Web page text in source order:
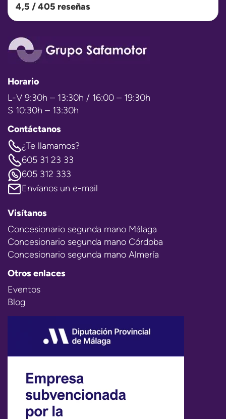
4,5 / 405 reseñas
Horario
L-V 9:30h – 13:30h / 16:00 – 19:30h
S 10:30h – 13:30h
Contáctanos
¿Te llamamos?
605 31 23 33
605 312 333
Envíanos un e-mail
Visítanos
Concesionario segunda mano Málaga
Concesionario segunda mano Córdoba
Concesionario segunda mano Almería
Otros enlaces
Eventos
Blog